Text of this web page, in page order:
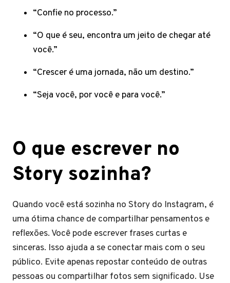
“Confie no processo.”
“O que é seu, encontra um jeito de chegar até
você.”
“Crescer é uma jornada, não um destino.”
“Seja você, por você e para você.”
O que escrever no
Story sozinha?
Quando você está sozinha no Story do Instagram, é
uma ótima chance de compartilhar pensamentos e
reflexões. Você pode escrever frases curtas e
sinceras. Isso ajuda a se conectar mais com o seu
público. Evite apenas repostar conteúdo de outras
pessoas ou compartilhar fotos sem significado. Use